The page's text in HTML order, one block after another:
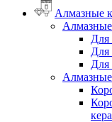
Алмазные
Для
Для
Для